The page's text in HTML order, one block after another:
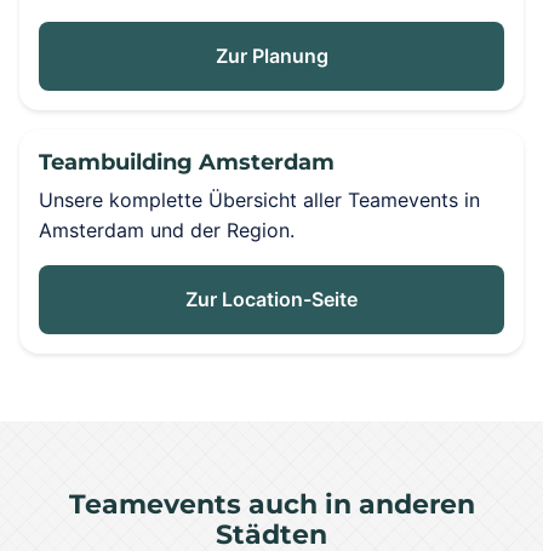
Zur Planung
Teambuilding Amsterdam
Unsere komplette Übersicht aller Teamevents in
Amsterdam und der Region.
Zur Location-Seite
Teamevents auch in anderen
Städten